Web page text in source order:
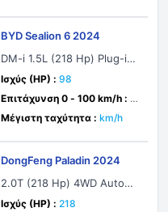
BYD Sealion 6 2024
DM-i 1.5L (218 Hp) Plug-in
Hybrid E-CVT
Ισχύς (HP) : 98
Επιτάχυνση 0 - 100 km/h : 8.
5 δευτ.
Μέγιστη ταχύτητα : km/h
DongFeng Paladin 2024
2.0T (218 Hp) 4WD Automa
tic
Ισχύς (HP) : 218